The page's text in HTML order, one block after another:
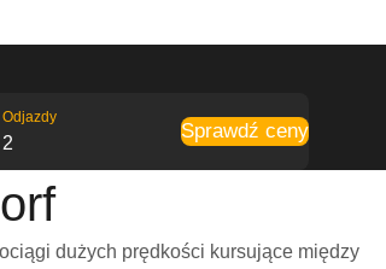
Odjazdy
2
Sprawdź ceny
dużych prędkości kursujące między